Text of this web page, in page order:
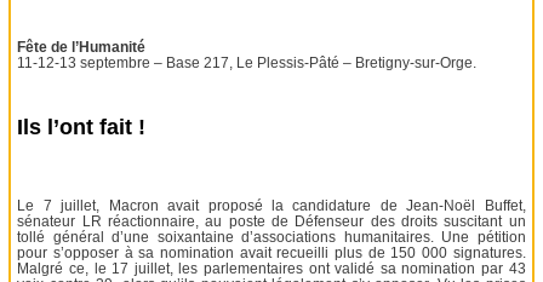
Fête de l’Humanité
11-12-13 septembre – Base 217, Le Plessis-Pâté – Bretigny-sur-Orge.
Ils l’ont fait !
Le 7 juillet, Macron avait proposé la candidature de Jean-Noël Buffet,
sénateur LR réactionnaire, au poste de Défenseur des droits suscitant un
tollé général d’une soixantaine d’associations humanitaires. Une pétition
pour s’opposer à sa nomination avait recueilli plus de 150 000 signatures.
Malgré ce, le 17 juillet, les parlementaires ont validé sa nomination par 43